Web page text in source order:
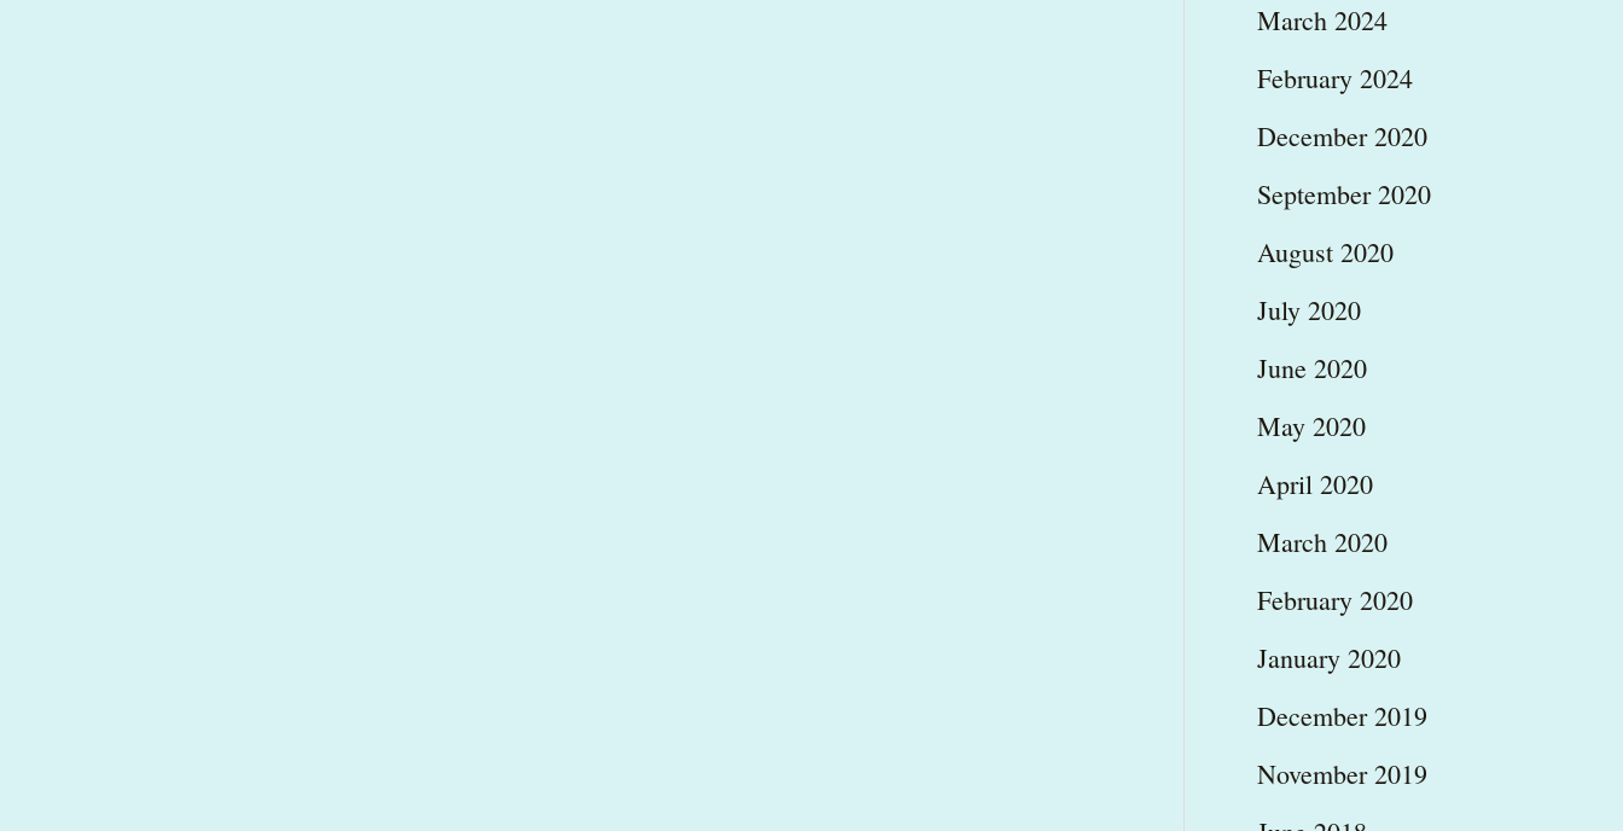
March 2024
February 2024
December 2020
September 2020
August 2020
July 2020
June 2020
May 2020
April 2020
March 2020
February 2020
January 2020
December 2019
November 2019